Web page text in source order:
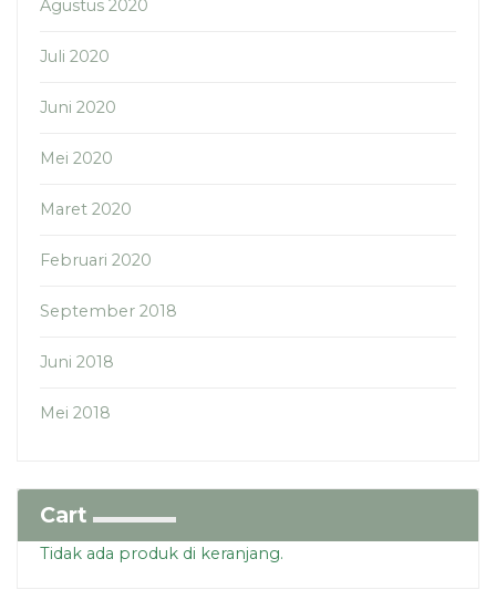
Agustus 2020
Juli 2020
Juni 2020
Mei 2020
Maret 2020
Februari 2020
September 2018
Juni 2018
Mei 2018
Cart
Tidak ada produk di keranjang.